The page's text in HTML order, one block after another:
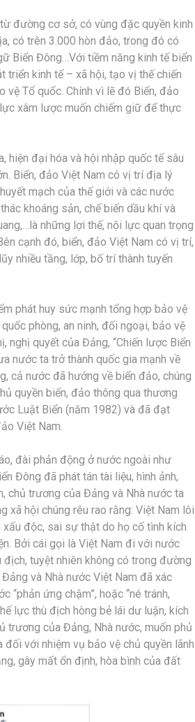
đường cơ sở, có vùng đặc quyền kinh
có trên 3.000 hòn đảo, trong đó có
Biển Đông…Với tiềm năng kinh tế biển
kinh tế – xã hội, tạo vị thế chiến
Tổ quốc. Chính vì lẽ đó Biển, đảo
xâm lược muốn chiếm giữ để thực
hiện đại hóa và hội nhập quốc tế sâu
Biển, đảo Việt Nam có vị trí địa lý
mạch của thế giới và các nước
khoáng sản, chế biến dầu khí và
những lợi thế, nội lực quan trọng
cạnh đó, biển, đảo Việt Nam có vị trí,
nhiều tầng, lớp, bố trí thành tuyến
phát huy sức mạnh tổng hợp bảo vệ
phòng, an ninh, đối ngoại, bảo vệ
nghị quyết của Đảng, “Chiến lược Biển
nước ta trở thành quốc gia mạnh về
cả nước đã hướng về biển đảo, chúng
quyền biển, đảo thông qua thương
Luật Biển (năm 1982) và đã đạt
Việt Nam.
đài phản động ở nước ngoài như
Đông đã phát tán tài liệu, hình ảnh,
chủ trương của Đảng và Nhà nước ta
xã hội chúng rêu rao rằng: Việt Nam lôi
độc, sai sự thật do họ cố tình kích
Bởi cái gọi là Việt Nam đi với nước
tuyệt nhiên không có trong đường
và Nhà nước Việt Nam đã xác
“phản ứng chậm”, hoặc “né tránh,
lực thù địch hòng bẻ lái dư luận, kích
trương của Đảng, Nhà nước, muốn phủ
với nhiệm vụ bảo vệ chủ quyền lãnh
gây mất ổn định, hòa bình của đất